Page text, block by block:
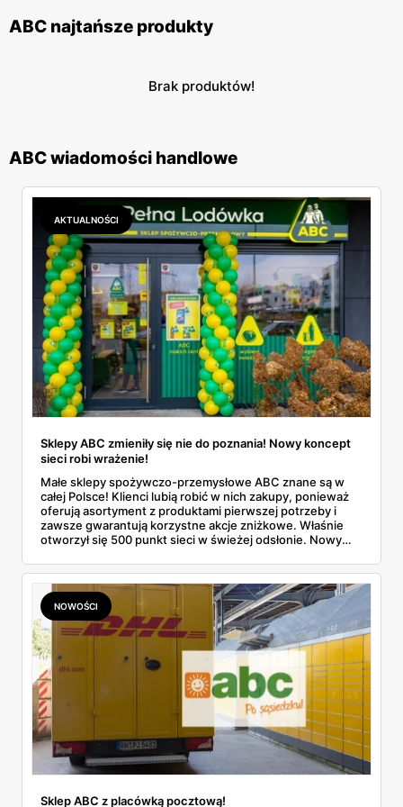
ABC najtańsze produkty
Brak produktów!
ABC wiadomości handlowe
AKTUALNOŚCI
Sklepy ABC zmieniły się nie do poznania! Nowy koncept
sieci robi wrażenie!
Małe sklepy spożywczo-przemysłowe ABC znane są w
całej Polsce! Klienci lubią robić w nich zakupy, ponieważ
oferują asortyment z produktami pierwszej potrzeby i
zawsze gwarantują korzystne akcje zniżkowe. Właśnie
otworzył się 500 punkt sieci w świeżej odsłonie. Nowy
więcej!
NOWOŚCI
Sklep ABC z placówką pocztową!